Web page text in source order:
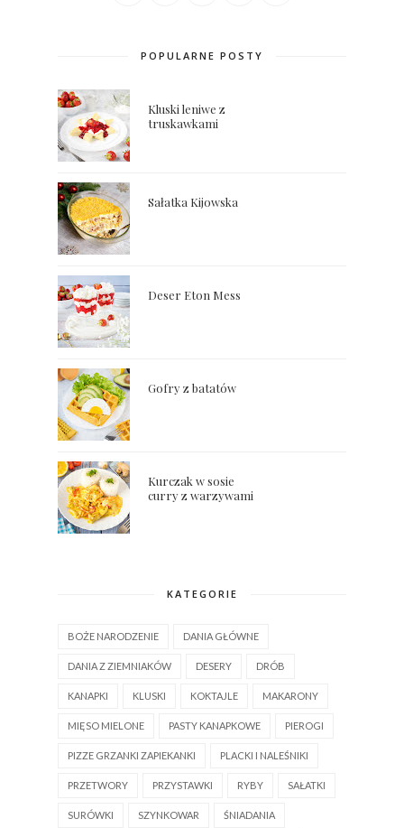
POPULARNE POSTY
Kluski leniwe z
truskawkami
Sałatka Kijowska
Deser Eton Mess
Gofry z batatów
Kurczak w sosie
curry z warzywami
KATEGORIE
BOŻE NARODZENIE DANIA GŁÓWNE
DANIA Z ZIEMNIAKÓW DESERY DRÓB
KANAPKI KLUSKI KOKTAJLE MAKARONY
MIĘSO MIELONE PASTY KANAPKOWE PIEROGI
PIZZE GRZANKI ZAPIEKANKI PLACKI I NALEŚNIKI
PRZETWORY PRZYSTAWKI RYBY SAŁATKI
SURÓWKI SZYNKOWAR ŚNIADANIA